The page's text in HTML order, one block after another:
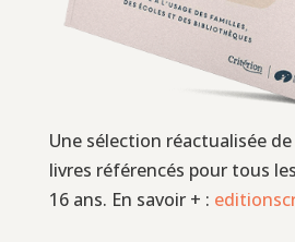
Une sélection réactualisée
livres référencés pour tous
16 ans. En savoir + :